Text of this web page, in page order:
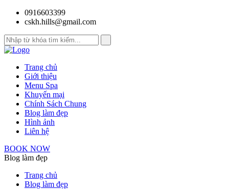
0916603399
cskh.hills@gmail.com
Trang chủ
Giới thiệu
Menu Spa
Khuyến mại
Chính Sách Chung
Blog làm đẹp
Hình ảnh
Liên hệ
BOOK NOW
Blog làm đẹp
Trang chủ
Blog làm đẹp